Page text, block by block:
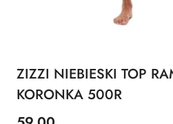
ZIZZI NIEBIESKI TOP
KORONKA 500R